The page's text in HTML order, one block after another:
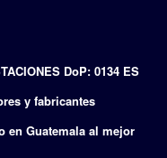
DoP: 0134 ES
y fabricantes
en Guatemala al mejor